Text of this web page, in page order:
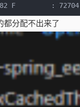
都分配不出来了